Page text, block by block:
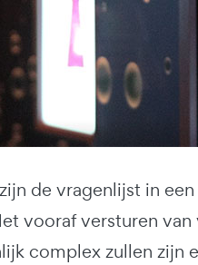
de vragenlijst in
vooraf versturen
complex zullen zijn